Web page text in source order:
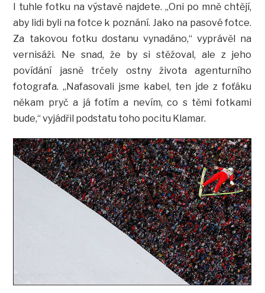
I tuhle fotku na výstavě najdete. „Oni po mně chtějí,
aby lidi byli na fotce k poznání. Jako na pasové fotce.
Za takovou fotku dostanu vynadáno,“ vyprávěl na
vernisáži. Ne snad, že by si stěžoval, ale z jeho
povídání jasně trčely ostny života agenturního
fotografa. „Nafasovali jsme kabel, ten jde z foťáku
někam pryč a já fotím a nevím, co s těmi fotkami
bude,“ vyjádřil podstatu toho pocitu Klamar.